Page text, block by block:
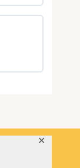
✕